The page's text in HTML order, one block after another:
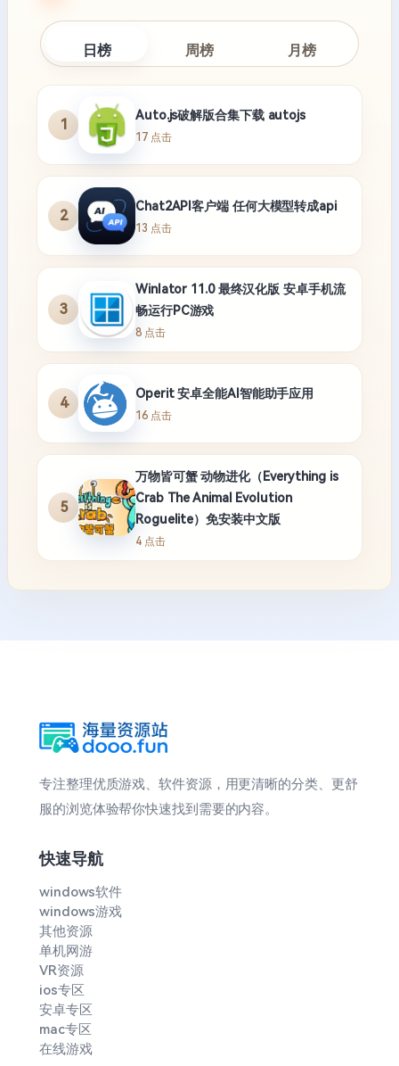
日榜 周榜 月榜
1
Auto.js破解版合集下载 autojs
17 点击
2
Chat2API客户端 任何大模型转成api
13 点击
3
Winlator 11.0 最终汉化版 安卓手机流
畅运行PC游戏
8 点击
4
Operit 安卓全能AI智能助手应用
16 点击
5
万物皆可蟹 动物进化（Everything is
Crab The Animal Evolution
Roguelite）免安装中文版
4 点击
专注整理优质游戏、软件资源，用更清晰的分类、更舒
服的浏览体验帮你快速找到需要的内容。
快速导航
windows软件
windows游戏
其他资源
单机网游
VR资源
ios专区
安卓专区
mac专区
在线游戏